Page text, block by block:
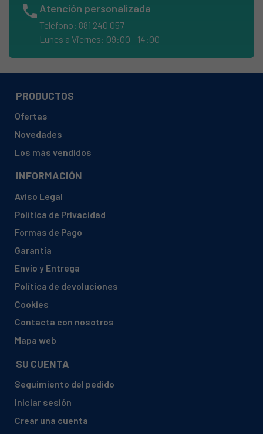
phone Atención personalizada
Teléfono: 881 240 057
Lunes a Viernes: 09:00 - 14:00
PRODUCTOS
Ofertas
Novedades
Los más vendidos
INFORMACIÓN
Aviso Legal
Política de Privacidad
Formas de Pago
Garantía
Envío y Entrega
Política de devoluciones
Cookies
Contacta con nosotros
Mapa web
SU CUENTA
Seguimiento del pedido
Iniciar sesión
Crear una cuenta